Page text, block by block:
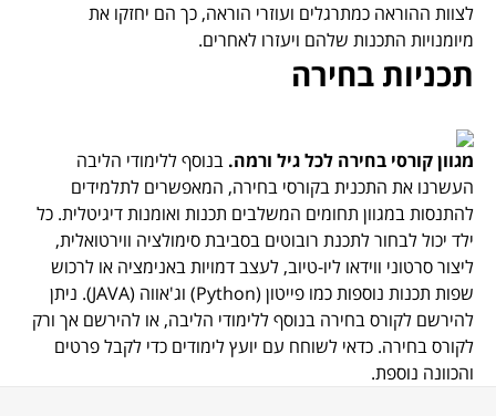
לצוות ההוראה כמתרגלים ועוזרי הוראה, כך הם יחזקו את
מיומנויות התכנות שלהם ויעזרו לאחרים.
תכניות בחירה
מגוון קורסי בחירה לכל גיל ורמה. בנוסף ללימודי הליבה
העשרנו את התכנית בקורסי בחירה, המאפשרים לתלמידים
להתנסות במגוון תחומים המשלבים תכנות ואומנות דיגיטלית. כל
ילד יכול לבחור לתכנת רובוטים בסביבת סימולציה ווירטואלית,
ליצור סרטוני ווידאו ליו-טיוב, לעצב דמויות באנימציה או לרכוש
שפות תכנות נוספות כמו פייטון (Python) וג'אווה (JAVA). ניתן
להירשם לקורס בחירה בנוסף ללימודי הליבה, או להירשם אך ורק
לקורס בחירה. כדאי לשוחח עם יועץ לימודים כדי לקבל פרטים
והכוונה נוספת.